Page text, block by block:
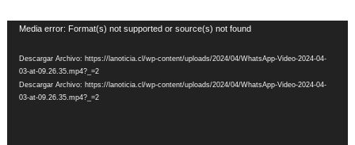
Reproductor
Video
Media error: Format(s) not supported or source(s) not found
Descargar Archivo: https://lanoticia.cl/wp-content/uploads/2024/04/WhatsApp-Video-2024-04-
03-at-09.26.35.mp4?_=2
Descargar Archivo: https://lanoticia.cl/wp-content/uploads/2024/04/WhatsApp-Video-2024-04-
03-at-09.26.35.mp4?_=2